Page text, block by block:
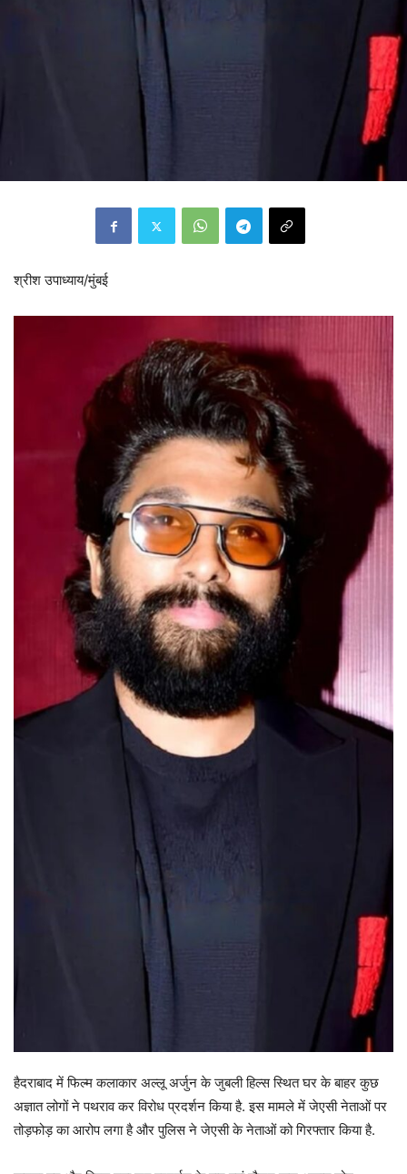
श्रीश उपाध्याय/मुंबई
हैदराबाद में फिल्म कलाकार अल्लू अर्जुन के जुबली हिल्स स्थित घर के बाहर कुछ
अज्ञात लोगों ने पथराव कर विरोध प्रदर्शन किया है. इस मामले में जेएसी नेताओं पर
तोड़फोड़ का आरोप लगा है और पुलिस ने जेएसी के नेताओं को गिरफ्तार किया है.